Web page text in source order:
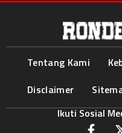
Tentang Kami
Disclaimer
Ikuti Sosial